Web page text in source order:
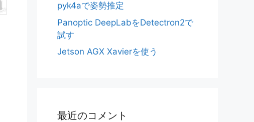
pyk4aで姿勢推定
Panoptic DeepLabをDetectron2で
試す
Jetson AGX Xavierを使う
最近のコメント